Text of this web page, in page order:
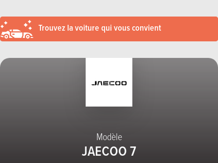
Trouvez la voiture qui vous convient
Modèle
JAECOO 7